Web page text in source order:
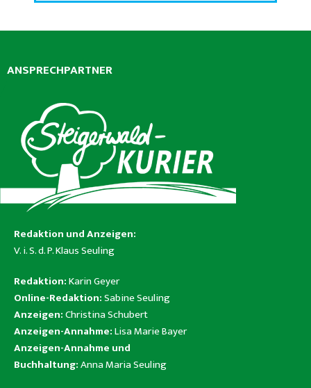
ANSPRECHPARTNER
Redaktion und Anzeigen:
V. i. S. d. P. Klaus Seuling
Redaktion:Karin Geyer
Online-Redaktion:Sabine Seuling
Anzeigen:Christina Schubert
Anzeigen-Annahme:Lisa Marie Bayer
Anzeigen-Annahme und
Buchhaltung:Anna Maria Seuling